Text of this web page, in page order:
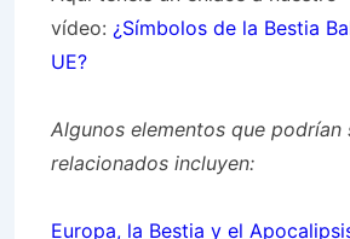
vídeo: ¿Símbolos de la Bestia
UE?
Algunos elementos que podrían
relacionados incluyen:
Europa, la Bestia y el